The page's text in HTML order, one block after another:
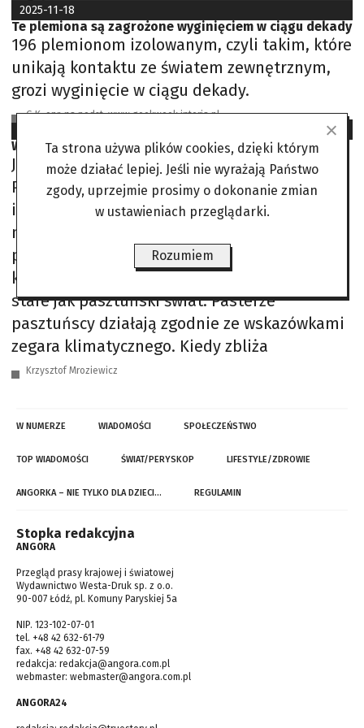
2025-11-18
Te plemiona są zagrożone wyginięciem w ciągu dekady
196 plemionom izolowanym, czyli takim, które
unikają kontaktu ze światem zewnętrznym,
grozi wyginięcie w ciągu dekady.
G.K. opr. na podst. www.geekweek.interia.pl
Według Mroziewicza. Kolejna wojna dla Trumpa
Jest Terytorium Wolnych Plemion
Pasztuńskich po obu stronach linii Curzona
imitującej granicę. Tej linii nikt z Pasztunów
nie uznaje i nie szanuje, bo dzieli ich ona na
plemiona, które nie chcą być ze sobą w
konflikcie. Napięcia obecnej pory roku są
stare jak pasztuński świat. Pasterze
pasztuńscy działają zgodnie ze wskazówkami
zegara klimatycznego. Kiedy zbliża
Krzysztof Mroziewicz
W NUMERZE WIADOMOŚCI SPOŁECZEŃSTWO
TOP WIADOMOŚCI ŚWIAT/PERYSKOP LIFESTYLE/ZDROWIE
ANGORKA – NIE TYLKO DLA DZIECI… REGULAMIN
Stopka redakcyjna
ANGORA
Przegląd prasy krajowej i światowej
Wydawnictwo Westa-Druk sp. z o.o.
90-007 Łódź, pl. Komuny Paryskiej 5a
NIP. 123-102-07-01
tel. +48 42 632-61-79
fax. +48 42 632-07-59
redakcja: redakcja@angora.com.pl
webmaster: webmaster@angora.com.pl
ANGORA24
Ta strona używa plików cookies, dzięki którym
może działać lepiej. Jeśli nie wyrażają Państwo
zgody, uprzejmie prosimy o dokonanie zmian
w ustawieniach przeglądarki.
Rozumiem